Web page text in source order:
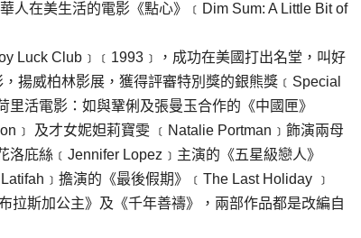
人在美生活的電影《點心》﹝Dim Sum: A Little Bit of
Luck Club﹞﹝1993﹞，成功在美國打出名堂，叫好
揚威柏林影展，獲得評審特別獎的銀熊獎﹝Special
活電影：如與鞏俐及張曼玉合作的《中國匣》
及才女妮妲莉寶雯 ﹝Natalie Portman﹞飾演兩母
庇絲﹝Jennifer Lopez﹞主演的《五星級戀人》
擔演的《最後假期》﹝The Last Holiday ﹞
拉斯加公主》及《千年善禱》，兩部作品都是改編自